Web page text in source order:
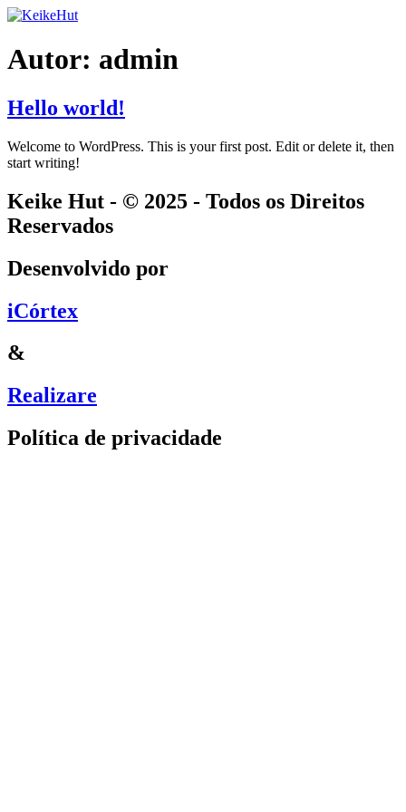
Ir
conteúdo
Autor: admin
Hello world!
Welcome to WordPress. This is your first post. Edit or delete it, then
start writing!
Keike Hut - © 2025 - Todos os Direitos
Reservados
Desenvolvido por
iCórtex
&
Realizare
Política de privacidade